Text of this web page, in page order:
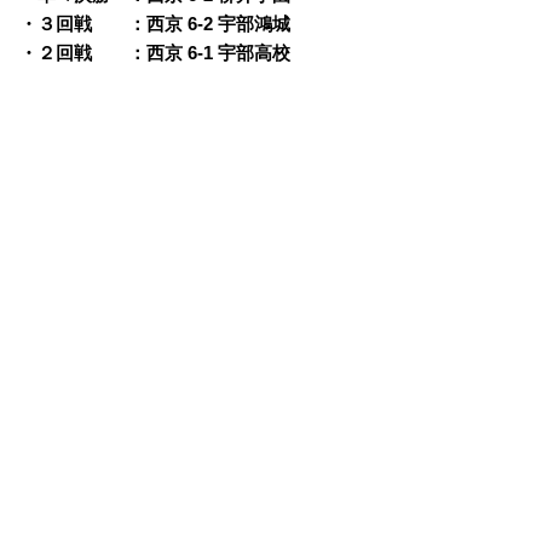
・３回戦 ：西京 6-2 宇部鴻城
・２回戦 ：西京 6-1 宇部高校